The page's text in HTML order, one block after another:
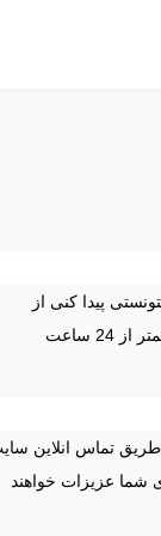
پیدا کنی از
طریق تماس انلاین سایت اقدام کن همکاران ما در کمتر از 24 ساعت
تماس انلاین
24 ساعت پاسخگوی شما عزیزات خواهند